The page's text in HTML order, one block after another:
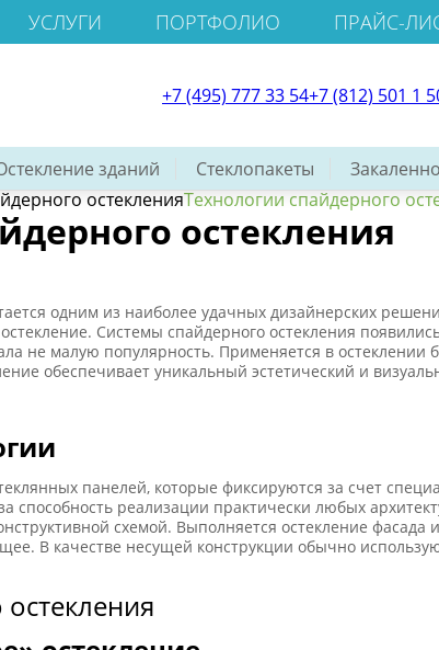
УСЛУГИ ПОРТФОЛИО ПРАЙС-
+7 (495) 777 33 54+7 (812) 501 1
зданий Стеклопакеты
остекленияТехнологии спайдерного
остекления
одним из наиболее удачных дизайнерских
Системы спайдерного остекления
не малую популярность. Применяется в остеклении
обеспечивает уникальный эстетический и
панелей, которые фиксируются за счет
способность реализации практически любых
схемой. Выполняется остекление
В качестве несущей конструкции обычно